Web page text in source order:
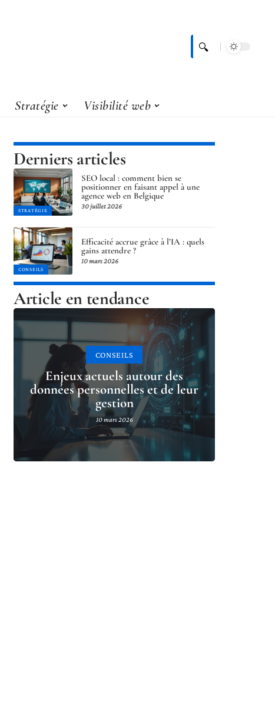
Stratégie Visibilité web
Derniers articles
STRATÉGIE
SEO local : comment bien se
positionner en faisant appel à une
agence web en Belgique
30 juillet 2026
CONSEILS
Efficacité accrue grâce à l’IA : quels
gains attendre ?
10 mars 2026
Article en tendance
CONSEILS
Enjeux actuels autour des
données personnelles et de leur
gestion
10 mars 2026